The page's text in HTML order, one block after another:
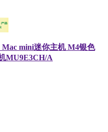
mini迷你主机 M4银色
MU9E3CH/A